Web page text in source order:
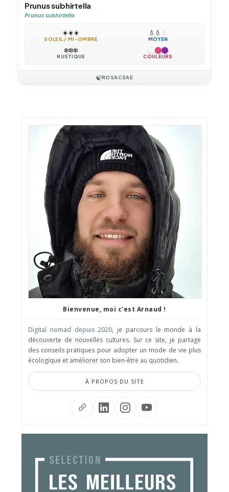
Prunus subhirtella
Prunus subhirtella
☀️☀️☀️
SOLEIL / MI-OMBRE
💧 💧 💧
MOYEN
❄️❄️❄️
RUSTIQUE COULEURS
🍃ROSACEAE
Bienvenue, moi c'est Arnaud !
Digital nomad depuis 2020, je parcours le monde à la
découverte de nouvelles cultures. Sur ce site, je partage
des conseils pratiques pour adopter un mode de vie plus
écologique et améliorer son bien-être au quotidien.
À PROPOS DU SITE